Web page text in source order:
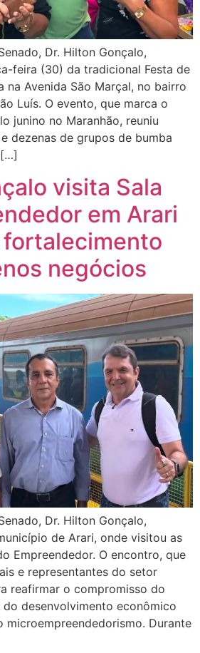
Dr. Hilton Gonçalo,
feira (30) da tradicional Festa de
na Avenida São Marçal, no bairro
Luís. O evento, que marca o
junino no Maranhão, reuniu
dezenas de grupos de bumba
[…]
visita Sala
em Arari
negócios
Dr. Hilton Gonçalo,
de Arari, onde visitou as
Empreendedor. O encontro, que
e representantes do setor
reafirmar o compromisso do
desenvolvimento econômico
microempreendedorismo. Durante